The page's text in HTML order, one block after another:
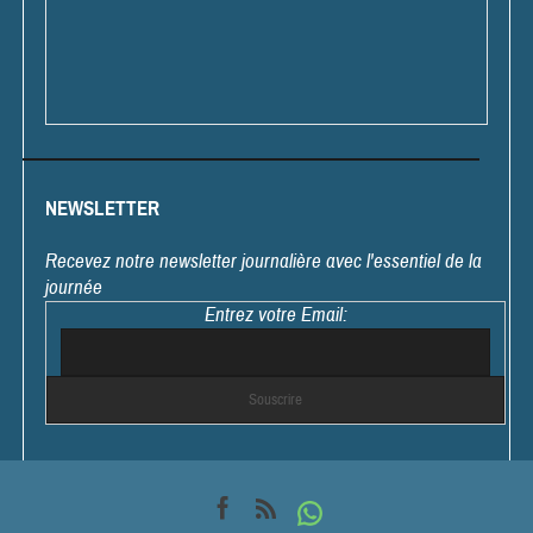
NEWSLETTER
Recevez notre newsletter journalière avec l'essentiel de la
journée
Entrez votre Email: